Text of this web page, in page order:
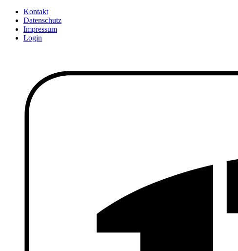
Kontakt
Datenschutz
Impressum
Login